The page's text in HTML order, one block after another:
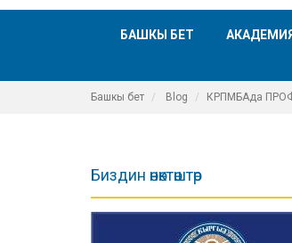
БАШКЫ БЕТ АКАДЕМИЯ
Башкы бет Blog КРПМБАда
Биздин өнөктөштөр